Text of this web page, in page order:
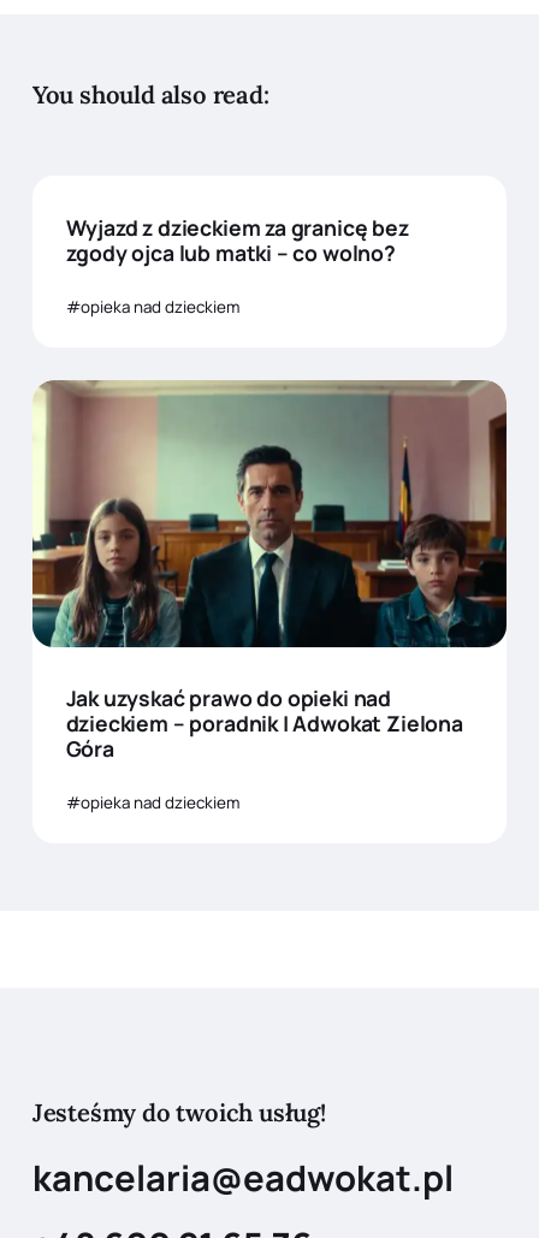
You should also read:
Wyjazd z dzieckiem za granicę bez
zgody ojca lub matki – co wolno?
opieka nad dzieckiem
Jak uzyskać prawo do opieki nad
dzieckiem – poradnik | Adwokat Zielona
Góra
opieka nad dzieckiem
Jesteśmy do twoich usług!
kancelaria@eadwokat.pl